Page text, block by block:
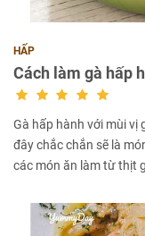
HẤP
Cách làm gà hấp
Gà hấp hành với mùi vị
đây chắc chắn sẽ là
các món ăn làm từ thịt